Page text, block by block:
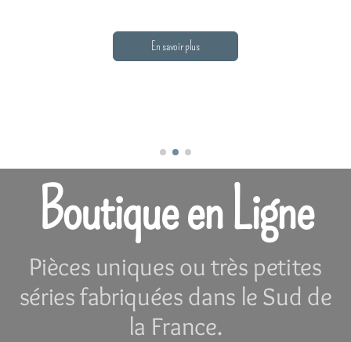
En savoir plus
Boutique en Ligne
Pièces uniques ou très petites
séries fabriquées dans le Sud de
la France.